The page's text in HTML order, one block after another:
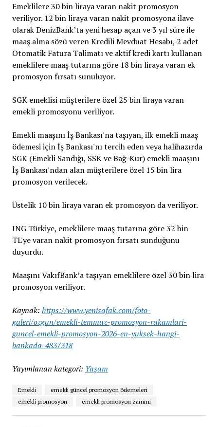
Emeklilere 30 bin liraya varan nakit promosyon
veriliyor. 12 bin liraya varan nakit promosyona ilave
olarak DenizBank’ta yeni hesap açan ve 3 yıl süre ile
maaş alma sözü veren Kredili Mevduat Hesabı, 2 adet
Otomatik Fatura Talimatı ve aktif kredi kartı kullanan
emeklilere maaş tutarına göre 18 bin liraya varan ek
promosyon fırsatı sunuluyor.
SGK emeklisi müşterilere özel 25 bin liraya varan
emekli promosyonu veriliyor.
Emekli maaşını İş Bankası'na taşıyan, ilk emekli maaş
ödemesi için İş Bankası'nı tercih eden veya halihazırda
SGK (Emekli Sandığı, SSK ve Bağ-Kur) emekli maaşını
İş Bankası'ndan alan müşterilere özel 15 bin lira
promosyon verilecek.
Üstelik 10 bin liraya varan ek promosyon da veriliyor.
ING Türkiye, emeklilere maaş tutarına göre 32 bin
TL'ye varan nakit promosyon fırsatı sunduğunu
duyurdu.
Maaşını VakıfBank’a taşıyan emeklilere özel 30 bin lira
promosyon veriliyor.
Kaynak: https://www.yenisafak.com/foto-
galeri/ozgun/emekli-temmuz-promosyon-rakamlari-
guncel-emekli-promosyon-2026-en-yuksek-hangi-
bankada-4837318
Yayımlanan kategori: Yaşam
Emekli
emekli güncel promosyon ödemeleri
emekli promosyon
emekli promosyon zammı